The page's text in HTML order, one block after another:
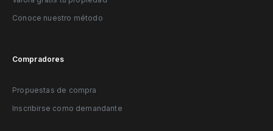
Conoce nuestro método
Compradores
Propuestas de compra
Inscribirse como demandante